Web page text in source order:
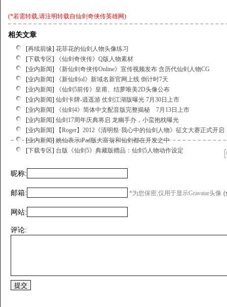
(*若需转载,请注明转载自仙剑奇侠传英雄网)
相关文章
[再续前缘] 花菲花的仙剑人物头像练习
[下载专区]
《仙剑奇侠传》Q版人物素材
[业内新闻]
《新仙剑奇侠传Online》宣传视频发布 含历代仙剑人物CG
[业内新闻]
《新仙剑ol》新域名新官网上线 倒计时7天
[业内新闻]
《仙剑5前传》皇甫、结萝唯美2D头像公布
[业内新闻] 仙剑卡牌-逍遥游 仗剑江湖版曝光 7月30日上市
[业内新闻]
《仙剑4》简体中文配音版完整揭秘 7月13日上市
[业内新闻] 仙剑17周年庆典将启 龙幽手办，小蛮抱枕曝光
[业内新闻]
【Roger】2012《清明祭·我心中的仙剑人物》征文大赛正式开启
[业内新闻] 姚仙表示iPad版大富翁和仙剑都在开发之中
[下载专区] 台版《仙剑5》典藏版赠品：仙剑5人物动作设定
昵称:
邮箱: *为您保密,仅用于显示Gravatar头像 (
网站:
评论: